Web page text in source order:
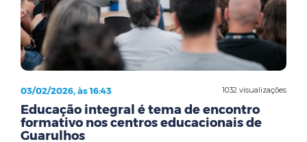
1032 visualizações
03/02/2026, às 16:43
Educação integral é tema de encontro
formativo nos centros educacionais de
Guarulhos